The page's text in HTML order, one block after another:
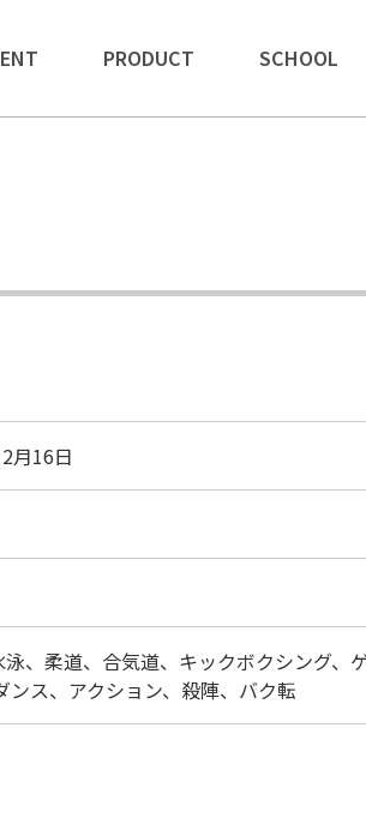
PRODUCT SCHOOL
月16日
、柔道、合気道、キックボクシング、
ンス、アクション、殺陣、バク転